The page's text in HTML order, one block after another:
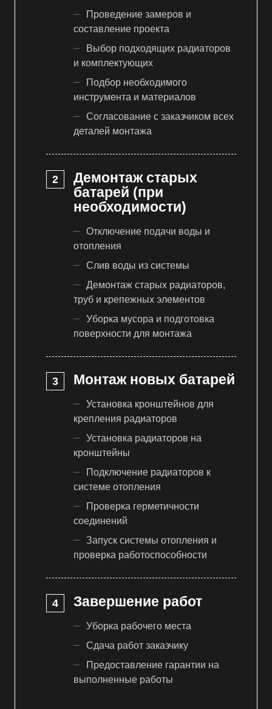
Проведение замеров и
составление проекта
Выбор подходящих радиаторов
и комплектующих
Подбор необходимого
инструмента и материалов
Согласование с заказчиком всех
деталей монтажа
Демонтаж старых
батарей (при
необходимости)
Отключение подачи воды и
отопления
Слив воды из системы
Демонтаж старых радиаторов,
труб и крепежных элементов
Уборка мусора и подготовка
поверхности для монтажа
Монтаж новых батарей
Установка кронштейнов для
крепления радиаторов
Установка радиаторов на
кронштейны
Подключение радиаторов к
системе отопления
Проверка герметичности
соединений
Запуск системы отопления и
проверка работоспособности
Завершение работ
Уборка рабочего места
Сдача работ заказчику
Предоставление гарантии на
выполненные работы